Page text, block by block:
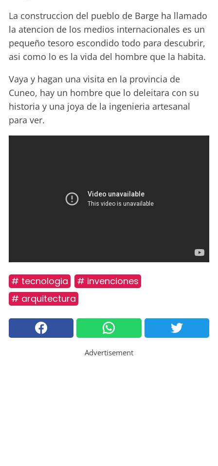
La construccion del pueblo de Barge ha llamado
la atencion de los medios internacionales es un
pequeño tesoro escondido todo para descubrir,
asi como lo es la vida del hombre que la habita.
Vaya y hagan una visita en la provincia de
Cuneo, hay un hombre que lo deleitara con su
historia y una joya de la ingenieria artesanal
para ver.
# tecnologia
# invenciones
# arquitectura
Advertisement